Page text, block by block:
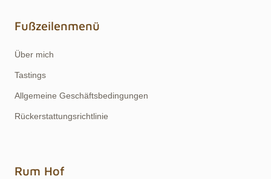
Fußzeilenmenü
Über mich
Tastings
Allgemeine Geschäftsbedingungen
Rückerstattungsrichtlinie
Rum Hof